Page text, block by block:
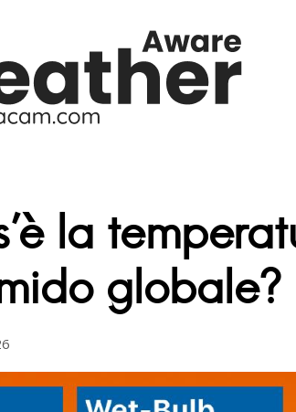
la
globale?